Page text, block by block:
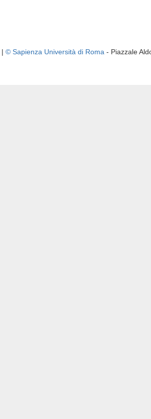
| © Sapienza Università di Roma - Piazzale